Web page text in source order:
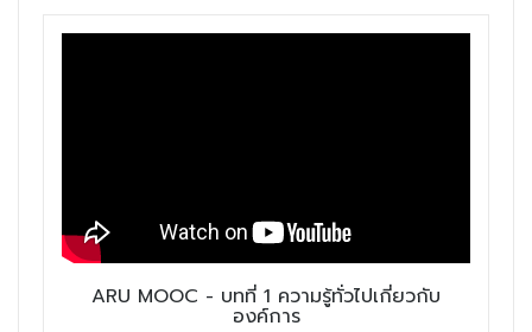
ARU MOOC - บทที่ 1 ความรู้ทั่วไปเกี่ยวกับ
องค์การ